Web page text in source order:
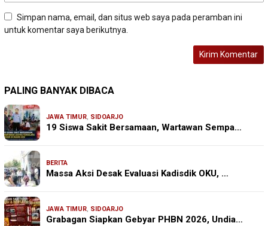
Simpan nama, email, dan situs web saya pada peramban ini
untuk komentar saya berikutnya.
PALING BANYAK DIBACA
JAWA TIMUR, SIDOARJO
19 Siswa Sakit Bersamaan, Wartawan Sempa…
BERITA
Massa Aksi Desak Evaluasi Kadisdik OKU, …
JAWA TIMUR, SIDOARJO
Grabagan Siapkan Gebyar PHBN 2026, Undia…